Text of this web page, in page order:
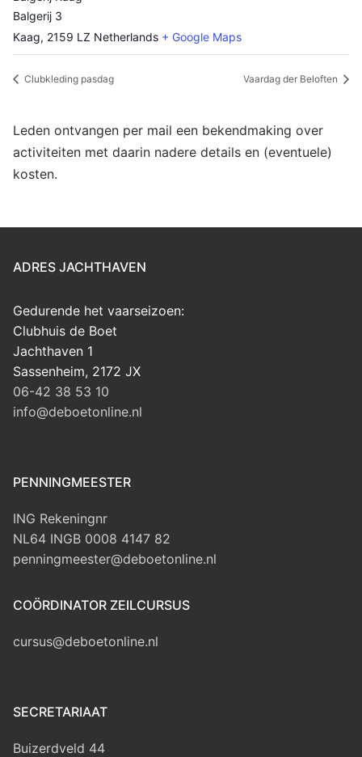
Balgerij 3
Kaag, 2159 LZ Netherlands + Google Maps
Clubkleding pasdag Vaardag der Beloften
Leden ontvangen per mail een bekendmaking over
activiteiten met daarin nadere details en (eventuele)
kosten.
ADRES JACHTHAVEN
Gedurende het vaarseizoen:
Clubhuis de Boet
Jachthaven 1
Sassenheim, 2172 JX
06-42 38 53 10
info@deboetonline.nl
PENNINGMEESTER
ING Rekeningnr
NL64 INGB 0008 4147 82
penningmeester@deboetonline.nl
COÖRDINATOR ZEILCURSUS
cursus@deboetonline.nl
SECRETARIAAT
Buizerdveld 44